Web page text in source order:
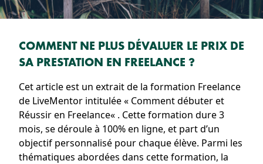
COMMENT NE PLUS DÉVALUER LE PRIX DE
SA PRESTATION EN FREELANCE ?
Cet article est un extrait de la formation Freelance
de LiveMentor intitulée « Comment débuter et
Réussir en Freelance« . Cette formation dure 3
mois, se déroule à 100% en ligne, et part d’un
objectif personnalisé pour chaque élève. Parmi les
thématiques abordées dans cette formation, la